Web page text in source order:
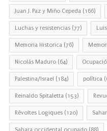
Juan J. Paz y Miño Cepeda (166)
Luchas y resistencias (77)
Memoria Historica (76)
Nicolás Maduro (64)
Palestina/Israel (184) política
Reinaldo Spitaletta (153)
Révoltes Logiques (120)